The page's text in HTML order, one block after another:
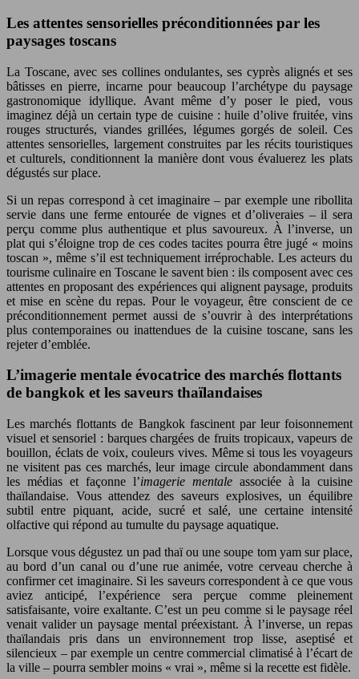
Les attentes sensorielles préconditionnées par les
paysages toscans
La Toscane, avec ses collines ondulantes, ses cyprès alignés et ses
bâtisses en pierre, incarne pour beaucoup l’archétype du paysage
gastronomique idyllique. Avant même d’y poser le pied, vous
imaginez déjà un certain type de cuisine : huile d’olive fruitée, vins
rouges structurés, viandes grillées, légumes gorgés de soleil. Ces
attentes sensorielles, largement construites par les récits touristiques
et culturels, conditionnent la manière dont vous évaluerez les plats
dégustés sur place.
Si un repas correspond à cet imaginaire – par exemple une ribollita
servie dans une ferme entourée de vignes et d’oliveraies – il sera
perçu comme plus authentique et plus savoureux. À l’inverse, un
plat qui s’éloigne trop de ces codes tacites pourra être jugé « moins
toscan », même s’il est techniquement irréprochable. Les acteurs du
tourisme culinaire en Toscane le savent bien : ils composent avec ces
attentes en proposant des expériences qui alignent paysage, produits
et mise en scène du repas. Pour le voyageur, être conscient de ce
préconditionnement permet aussi de s’ouvrir à des interprétations
plus contemporaines ou inattendues de la cuisine toscane, sans les
rejeter d’emblée.
L’imagerie mentale évocatrice des marchés flottants
de bangkok et les saveurs thaïlandaises
Les marchés flottants de Bangkok fascinent par leur foisonnement
visuel et sensoriel : barques chargées de fruits tropicaux, vapeurs de
bouillon, éclats de voix, couleurs vives. Même si tous les voyageurs
ne visitent pas ces marchés, leur image circule abondamment dans
les médias et façonne l’imagerie mentale associée à la cuisine
thaïlandaise. Vous attendez des saveurs explosives, un équilibre
subtil entre piquant, acide, sucré et salé, une certaine intensité
olfactive qui répond au tumulte du paysage aquatique.
Lorsque vous dégustez un pad thaï ou une soupe tom yam sur place,
au bord d’un canal ou d’une rue animée, votre cerveau cherche à
confirmer cet imaginaire. Si les saveurs correspondent à ce que vous
aviez anticipé, l’expérience sera perçue comme pleinement
satisfaisante, voire exaltante. C’est un peu comme si le paysage réel
venait valider un paysage mental préexistant. À l’inverse, un repas
thaïlandais pris dans un environnement trop lisse, aseptisé et
silencieux – par exemple un centre commercial climatisé à l’écart de
la ville – pourra sembler moins « vrai », même si la recette est fidèle.